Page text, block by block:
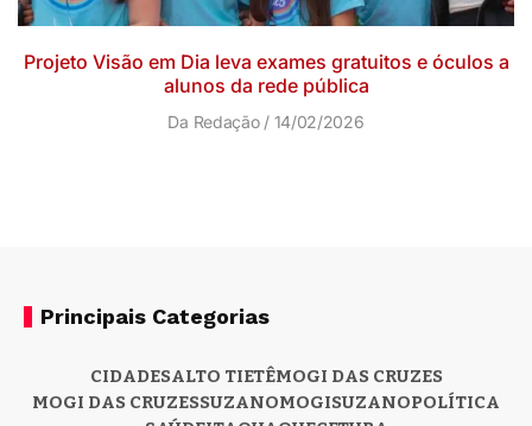
Projeto Visão em Dia leva exames gratuitos e óculos a
alunos da rede pública
Da Redação 14/02/2026
Principais Categorias
CIDADESALTO TIETÊMOGI DAS CRUZES
MOGI DAS CRUZESSUZANOMOGISUZANOPOLÍTICA